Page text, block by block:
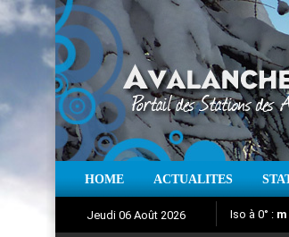
HOME ACTUALITES
Jeudi 06 Août 2026 Iso à 0° : m